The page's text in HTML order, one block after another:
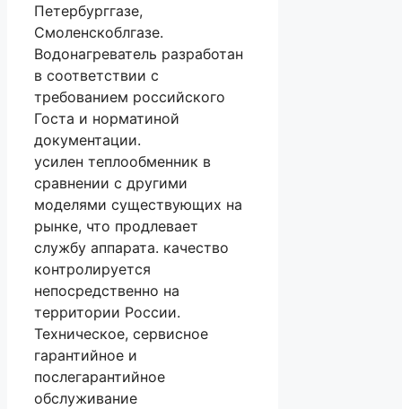
Петербурггазе,
Смоленскоблгазе.
Водонагреватель разработан
в соответствии с
требованием российского
Госта и норматиной
документации.
усилен теплообменник в
сравнении с другими
моделями существующих на
рынке, что продлевает
службу аппарата. качество
контролируется
непосредственно на
территории России.
Техническое, сервисное
гарантийное и
послегарантийное
обслуживание